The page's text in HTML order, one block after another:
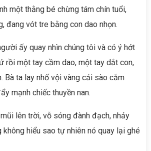
một thằng bé chừng tám chín tuổi,
đang vót tre bằng con dao nhọn.
ấy quay nhìn chúng tôi và có ý hớt
rồi một tay cầm dao, một tay dắt con,
Bà ta lay nhố vội vàng cải sào cắm
mạnh chiếc thuyền nan.
lên trời, vỗ sóng đành đạch, nhảy
không hiểu sao tự nhiên nó quay lại ghé